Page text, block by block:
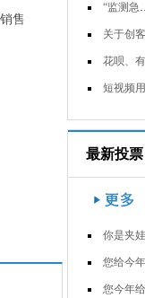
售
“监测急救背心&rd…
关于创客思想与小学科学课程结合现…
花呗、有钱花等互联网消费信用贷使…
短视频用户的新冠肺炎疫苗接种意愿…
最新投票
你是夹娃娃大神吗
您给今年的春晚打几分
您今年给亲朋好友拜年通过什么渠道